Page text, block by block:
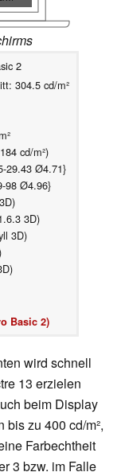
2
304.5 cd/m²
cd/m²)
29.43 Ø4.71}
98 Ø4.96}
3D)
3D)
Basic 2)
wird schnell
13 erzielen
beim Display
zu 400 cd/m²,
Farbechtheit
3 bzw. im Falle